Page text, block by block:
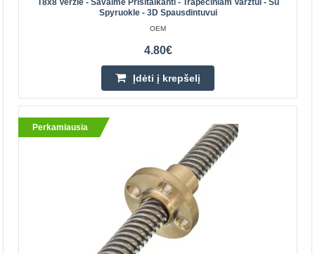
T8x300mm Srieginis strypas + veržlė
Srieginis strypas leidžiantis keisti sukimąsi į tiesinį
judėjimą. Specifikacijos: Sraigto diametras: 8mm Sriegis:
2mm Rastras (nuotolis per apsisukimą): 8mm Ilg..
T8x8 Veržlė - Savaime Prisitaikanti - Trapeciniam Varžtui - Su
Spyruokle - 3D Spausdintuvui
OEM
4.80€
Įdėti į krepšelį
Perkamiausia